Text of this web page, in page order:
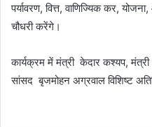
पर्यावरण, वित्त, वाणिज्यिक कर,
चौधरी करेंगे।
कार्यक्रम में मंत्री केदार कश्यप,
सांसद बृजमोहन अग्रवाल विशिष्ट